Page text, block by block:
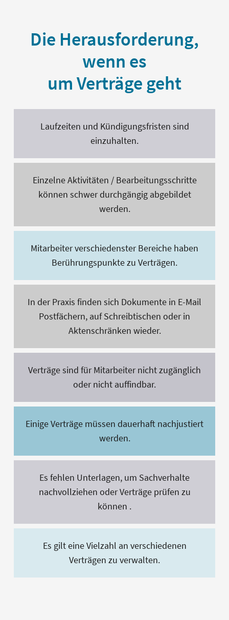
Die Herausforderung,
wenn es
um Verträge geht
Laufzeiten und Kündigungsfristen sind
einzuhalten.
Einzelne Aktivitäten / Bearbeitungsschritte
können schwer durchgängig abgebildet
werden.
Mitarbeiter verschiedenster Bereiche haben
Berührungspunkte zu Verträgen.
In der Praxis finden sich Dokumente in E-Mail
Postfächern, auf Schreibtischen oder in
Aktenschränken wieder.
Verträge sind für Mitarbeiter nicht zugänglich
oder nicht auffindbar.
Einige Verträge müssen dauerhaft nachjustiert
werden.
Es fehlen Unterlagen, um Sachverhalte
nachvollziehen oder Verträge prüfen zu
können .
Es gilt eine Vielzahl an verschiedenen
Verträgen zu verwalten.